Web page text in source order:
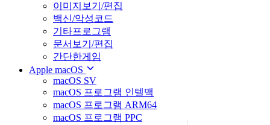
이미지보기/편집
백신/악성코드
기타프로그램
문서보기/편집
간단한게임
Apple macOS
macOS SV
macOS 프로그램 인텔맥
macOS 프로그램 ARM64
macOS 프로그램 PPC